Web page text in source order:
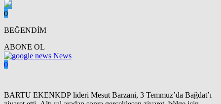
0
BEĞENDİM
ABONE OL
News
0
BARTU EKENKDP lideri Mesut Barzani, 3 Temmuz’da Bağdat’ı